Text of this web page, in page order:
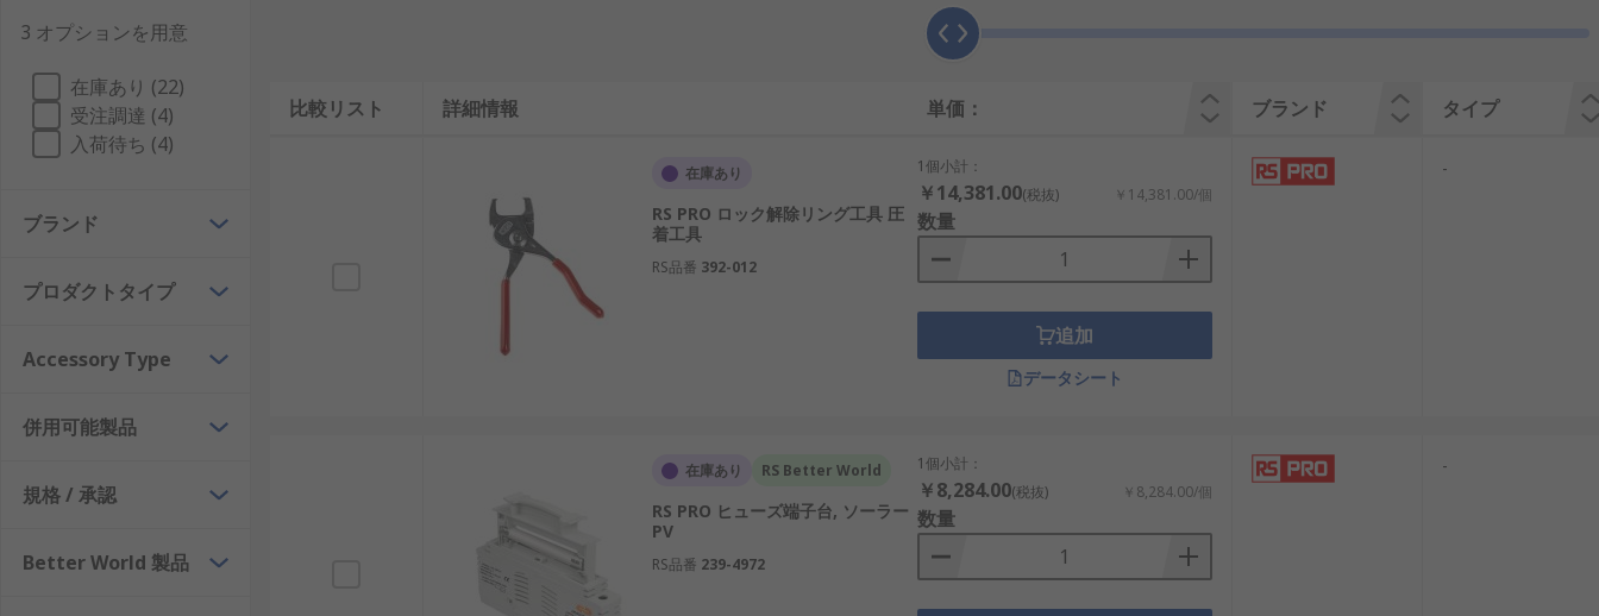
応するため、幅広いピン及びソケットタイプがあります。その銅合金構造及びニッケルの上からの銀めっきによって、過酷な屋外環境でも使用できるようにな
っています。コネクタアンロック工具
適切なソーラーパネルコネクタアクセサリの選択
ソーラコネクタアクセサリの選択は、お使いのソーラコネクタと環境に依存します。たとえば、密閉キャップは、はめ込んでいないオス及びメスコネクタを水
3 オプションを用意
在庫あり (22)
受注調達 (4)
入荷待ち (4)
ブランド
プロダクトタイプ
Accessory Type
併用可能製品
規格 / 承認
Better World 製品
比較リスト 詳細情報 単価： ブランド タイプ
在庫あり
RS PRO ロック解除リング工具 圧
着工具
RS品番 392-012
1個小計：
￥14,381.00(税抜) ￥14,381.00/個
数量
追加
データシート
-
在庫あり RS Better World
RS PRO ヒューズ端子台, ソーラー
PV
RS品番 239-4972
1個小計：
￥8,284.00(税抜) ￥8,284.00/個
数量
-